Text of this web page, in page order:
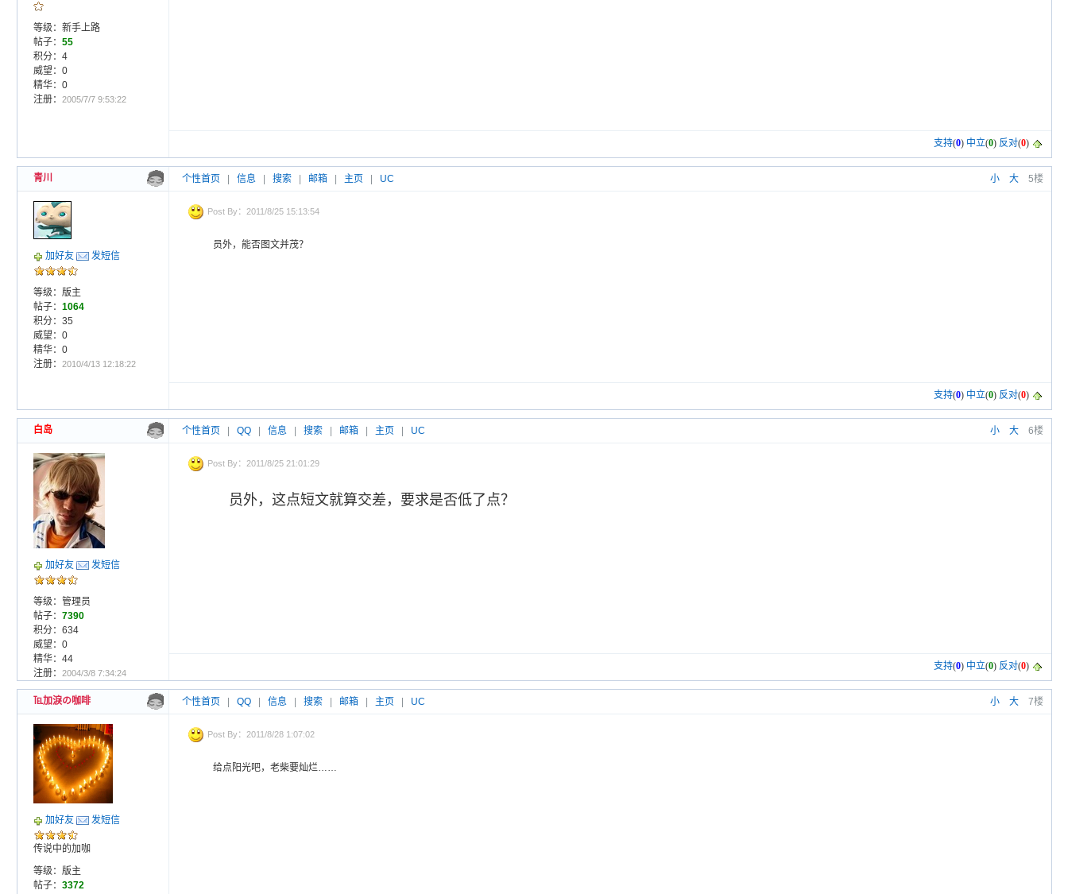
等级：新手上路
帖子： 55
积分：4
威望：0
精华：0
注册：
2005/7/7 9:53:22
支持(0) 中立(0) 反对(0)
青川 小 大 5楼
个性首页 信息 搜索 邮箱 主页 UC
加好友 发短信
等级：版主
帖子： 1064
积分：35
威望：0
精华：0
注册：
2010/4/13 12:18:22
Post By：2011/8/25 15:13:54
员外，能否图文并茂？
支持(0) 中立(0) 反对(0)
白岛 小 大 6楼
个性首页 QQ 信息 搜索 邮箱 主页 UC
加好友 发短信
等级：管理员
帖子： 7390
积分：634
威望：0
精华：44
注册：
2004/3/8 7:34:24
Post By：2011/8/25 21:01:29
员外，这点短文就算交差，要求是否低了点？
支持(0) 中立(0) 反对(0)
℡加淚の咖啡 小 大 7楼
个性首页 QQ 信息 搜索 邮箱 主页 UC
加好友 发短信
传说中的加咖
等级：版主
帖子： 3372
Post By：2011/8/28 1:07:02
给点阳光吧，老柴要灿烂……